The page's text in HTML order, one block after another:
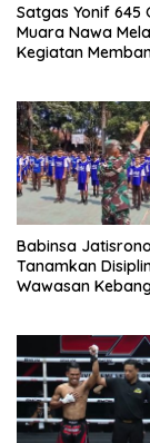
Satgas Yonif 645
Muara Nawa
Kegiatan
Babinsa Jatisrono
Tanamkan
Wawasan